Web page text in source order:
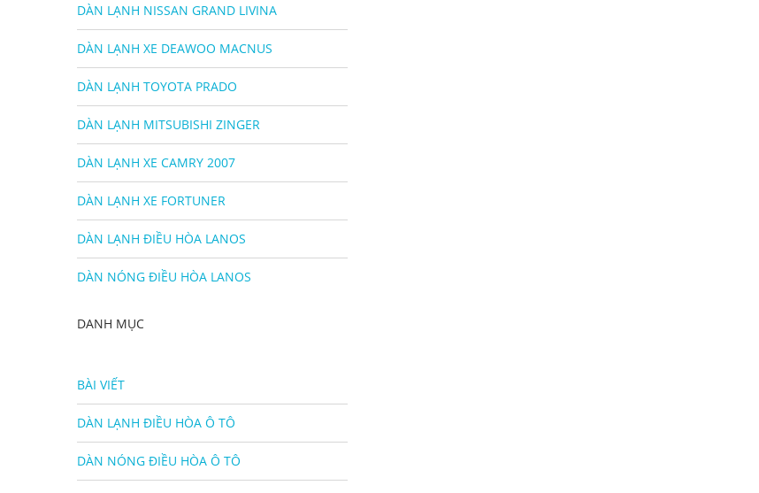
DÀN LẠNH NISSAN GRAND LIVINA
DÀN LẠNH XE DEAWOO MACNUS
DÀN LẠNH TOYOTA PRADO
DÀN LẠNH MITSUBISHI ZINGER
DÀN LẠNH XE CAMRY 2007
DÀN LẠNH XE FORTUNER
DÀN LẠNH ĐIỀU HÒA LANOS
DÀN NÓNG ĐIỀU HÒA LANOS
DANH MỤC
BÀI VIẾT
DÀN LẠNH ĐIỀU HÒA Ô TÔ
DÀN NÓNG ĐIỀU HÒA Ô TÔ